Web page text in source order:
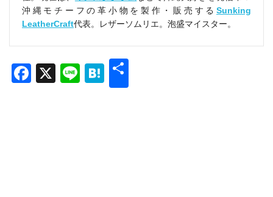
沖縄モチーフの革小物を製作・販売する Sunking
LeatherCraft代表。レザーソムリエ。泡盛マイスター。
Facebook
X LineHatena